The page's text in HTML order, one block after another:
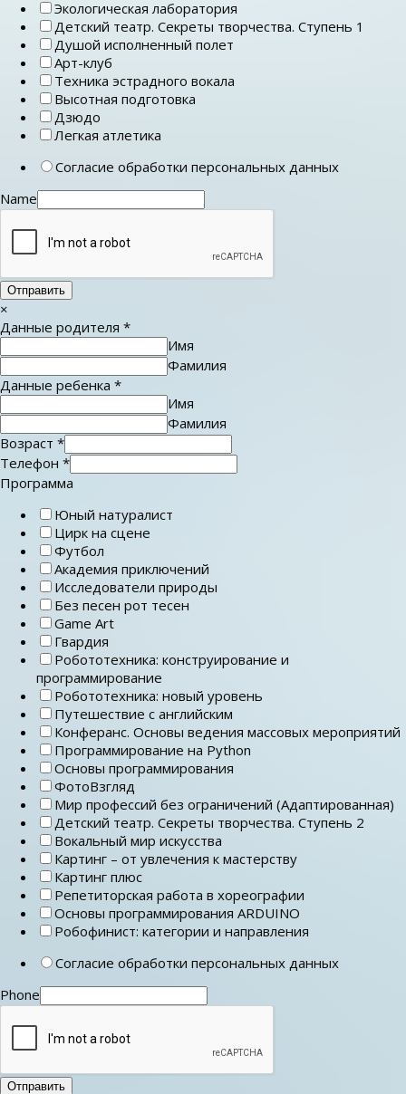
Экологическая лаборатория
Детский театр. Секреты творчества. Ступень 1
Душой исполненный полет
Арт-клуб
Техника эстрадного вокала
Высотная подготовка
Дзюдо
Легкая атлетика
Согласие обработки персональных данных
Name
Отправить
×
Данные родителя *
Имя
Фамилия
Данные ребенка *
Имя
Фамилия
Возраст *
Телефон *
Программа
Юный натуралист
Цирк на сцене
Футбол
Академия приключений
Исследователи природы
Без песен рот тесен
Game Art
Гвардия
Робототехника: конструирование и
программирование
Робототехника: новый уровень
Путешествие с английским
Конферанс. Основы ведения массовых мероприятий
Программирование на Python
Основы программирования
ФотоВзгляд
Мир профессий без ограничений (Адаптированная)
Детский театр. Секреты творчества. Ступень 2
Вокальный мир искусства
Картинг – от увлечения к мастерству
Картинг плюс
Репетиторская работа в хореографии
Основы программирования ARDUINO
Робофинист: категории и направления
Согласие обработки персональных данных
Phone
Отправить